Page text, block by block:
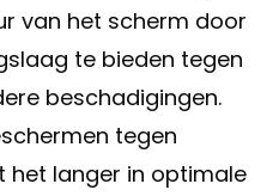
van het scherm door
te bieden tegen
beschadigingen.
tegen
het langer in optimale